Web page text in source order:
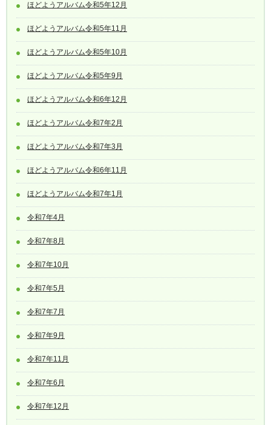
ほどようアルバム令和5年12月
ほどようアルバム令和5年11月
ほどようアルバム令和5年10月
ほどようアルバム令和5年9月
ほどようアルバム令和6年12月
ほどようアルバム令和7年2月
ほどようアルバム令和7年3月
ほどようアルバム令和6年11月
ほどようアルバム令和7年1月
令和7年4月
令和7年8月
令和7年10月
令和7年5月
令和7年7月
令和7年9月
令和7年11月
令和7年6月
令和7年12月